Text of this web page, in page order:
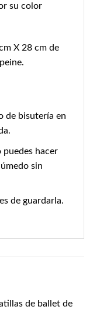
su color
X 28 cm de
de bisutería en
puedes hacer
sin
de guardarla.